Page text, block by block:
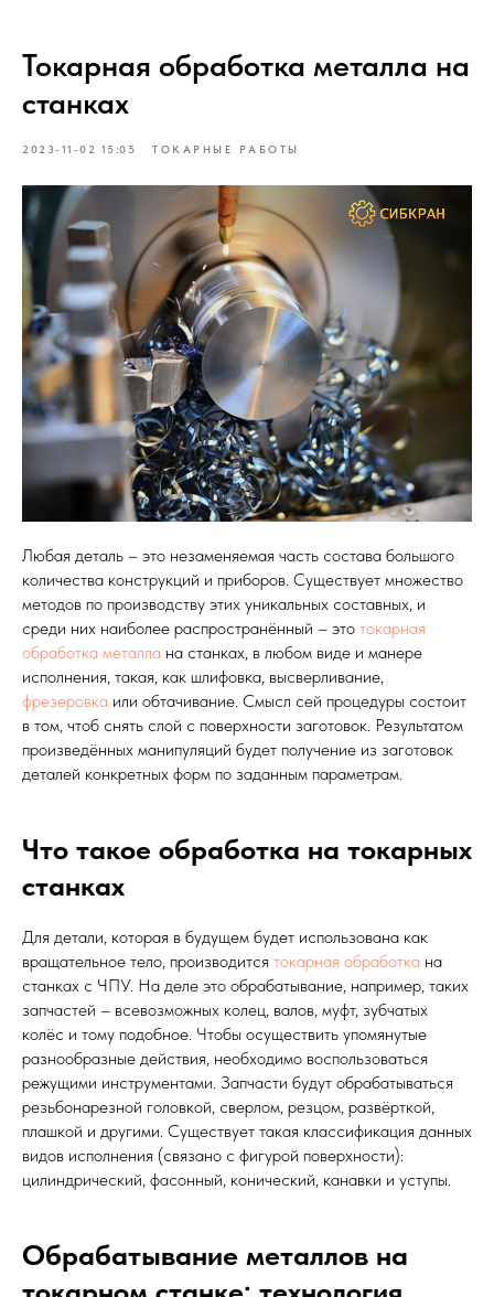
Токарная обработка металла на
станках
2023-11-02 15:05 ТОКАРНЫЕ РАБОТЫ
Любая деталь – это незаменяемая часть состава большого
количества конструкций и приборов. Существует множество
методов по производству этих уникальных составных, и
среди них наиболее распространённый – это токарная
обработка металла на станках, в любом виде и манере
исполнения, такая, как шлифовка, высверливание,
фрезеровка или обтачивание. Смысл сей процедуры состоит
в том, чтоб снять слой с поверхности заготовок. Результатом
произведённых манипуляций будет получение из заготовок
деталей конкретных форм по заданным параметрам.
Что такое обработка на токарных
станках
Для детали, которая в будущем будет использована как
вращательное тело, производится токарная обработка на
станках с ЧПУ. На деле это обрабатывание, например, таких
запчастей – всевозможных колец, валов, муфт, зубчатых
колёс и тому подобное. Чтобы осуществить упомянутые
разнообразные действия, необходимо воспользоваться
режущими инструментами. Запчасти будут обрабатываться
резьбонарезной головкой, сверлом, резцом, развёрткой,
плашкой и другими. Существует такая классификация данных
видов исполнения (связано с фигурой поверхности):
цилиндрический, фасонный, конический, канавки и уступы.
Обрабатывание металлов на